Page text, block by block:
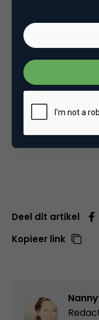
fascinatie voor
waarbij
te brengen.
Trappist,
O.L.V. van
Brabants
Deel dit artikel
Kopieer link